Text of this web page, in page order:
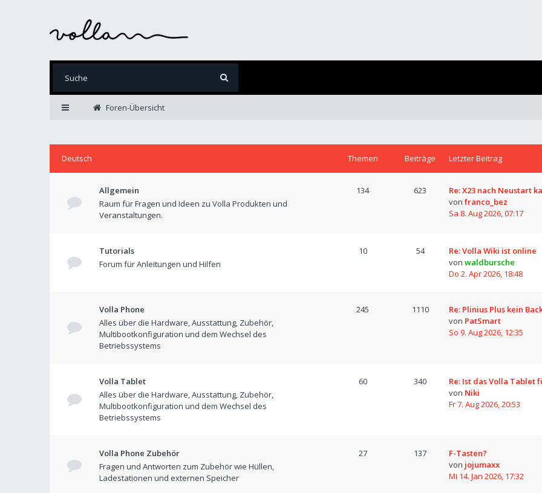
Foren-Übersicht
Deutsch Themen Beiträge Letzter Beitrag
Allgemein
Raum für Fragen und Ideen zu Volla Produkten und
Veranstaltungen.
134 623
Re: X23 nach Neustart
von franco_bez
Sa 8. Aug 2026, 07:17
Tutorials
Forum für Anleitungen und Hilfen
10 54
Re: Volla Wiki ist online
von waldbursche
Do 2. Apr 2026, 18:48
Volla Phone
Alles über die Hardware, Ausstattung, Zubehör,
Multibootkonfiguration und dem Wechsel des
Betriebssystems
245 1110
Re: Plinius Plus kein
von PatSmart
So 9. Aug 2026, 12:35
Volla Tablet
Alles über die Hardware, Ausstattung, Zubehör,
Multibootkonfiguration und dem Wechsel des
Betriebssystems
60 340
Re: Ist das Volla Tablet
von Niki
Fr 7. Aug 2026, 20:53
Volla Phone Zubehör
Fragen und Antworten zum Zubehör wie Hüllen,
Ladestationen und externen Speicher
27 137
F-Tasten?
von jojumaxx
Mi 14. Jan 2026, 17:32